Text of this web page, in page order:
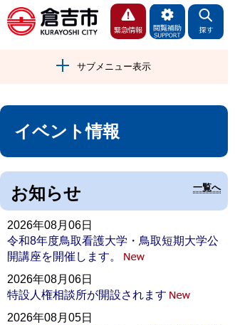
サブメニュー表示
イベント情報
お知らせ 一覧へ
2026年08月06日
令和8年度鳥取看護大学・鳥取短期大学公
開講座を開催します。
2026年08月06日
特設人権相談所が開設されます
2026年08月05日